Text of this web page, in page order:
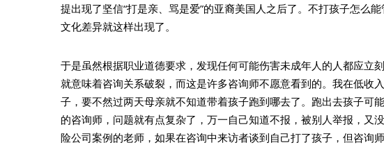
提出现了坚信“打是亲、骂是爱”的亚裔美国人之后了。不打孩子怎么
文化差异就这样出现了。
于是虽然根据职业道德要求，发现任何可能伤害未成年人的人都应立
就意味着咨询关系破裂，而这是许多咨询师不愿意看到的。我在低收
子，要不然过两天母亲就不知道带着孩子跑到哪去了。跑出去孩子可
的咨询师，问题就有点复杂了，万一自己知道不报，被别人举报，又
险公司案例的老师，如果在咨询中来访者谈到自己打了孩子，但咨询